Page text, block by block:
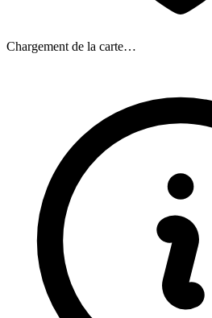
Chargement de la carte…